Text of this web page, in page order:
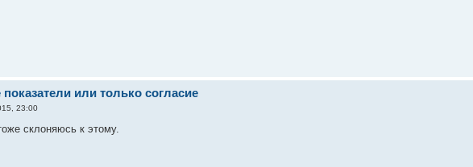
или только согласие
23:00
склоняюсь к этому.